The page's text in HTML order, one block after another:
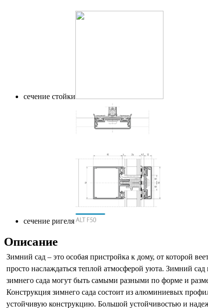
сечение стойки
сечение ригеля
Описание
Зимний сад – это особая пристройка к дому, от которой
просто наслаждаться теплой атмосферой уюта. Зимний
зимнего сада могут быть самыми разными по форме и
Конструкция зимнего сада состоит из алюминиевых
устойчивую конструкцию. Большой устойчивостью и